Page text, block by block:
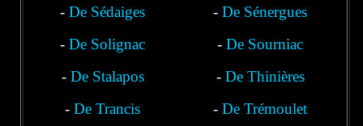
Nozières
-De Sédaiges -De Sénergues
-De Solignac -De Sourniac
- De Stalapos - De Thinières
-De Trancis -De Trémoulet